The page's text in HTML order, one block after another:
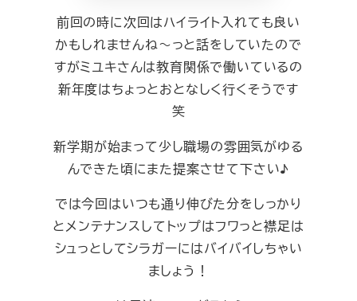
前回の時に次回はハイライト入れても良い
かもしれませんね～っと話をしていたので
すがミユキさんは教育関係で働いているの
新年度はちょっとおとなしく行くそうです
笑
新学期が始まって少し職場の雰囲気がゆる
んできた頃にまた提案させて下さい♪
では今回はいつも通り伸びた分をしっかり
とメンテナンスしてトップはフワっと襟足は
シュっとしてシラガーにはバイバイしちゃい
ましょう！